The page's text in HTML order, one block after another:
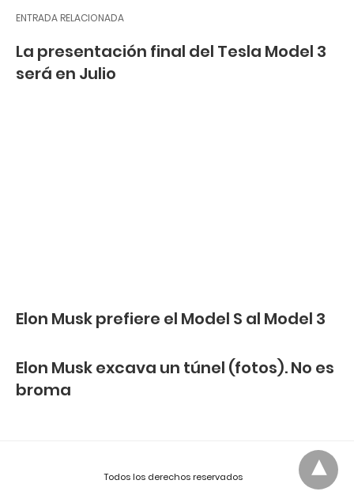
ENTRADA RELACIONADA
La presentación final del Tesla Model 3
será en Julio
Elon Musk prefiere el Model S al Model 3
Elon Musk excava un túnel (fotos). No es
broma
Todos los derechos reservados